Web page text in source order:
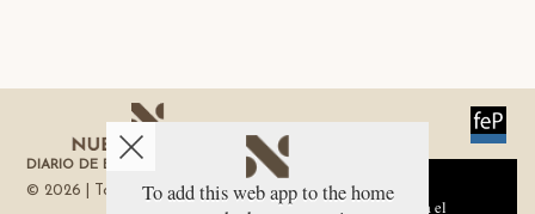
DIARIO DE ECONOMÍA DE LA REGIÓN DE MURCIA
© 2026 | Todos los derechos reservados
To add this web app to the home
Aviso sobre el Uso de cookies:
Utilizamos cookies nuestras y de terceros para el